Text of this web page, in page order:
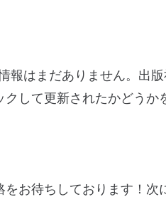
報はまだありません。出
して更新されたかどうか
お待ちしております！次